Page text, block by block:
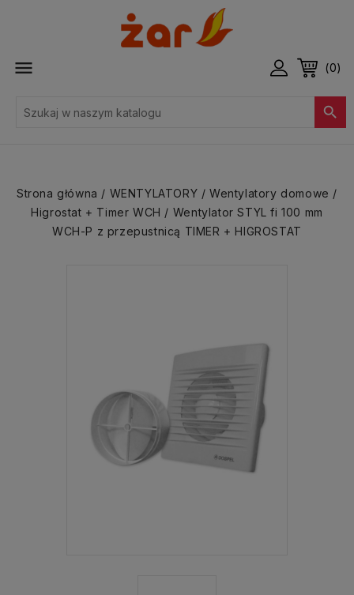
 (0)

Strona główna WENTYLATORY
Wentylatory domowe
Higrostat + Timer WCH
Wentylator STYL fi 100 mm
WCH-P z przepustnicą TIMER + HIGROSTAT